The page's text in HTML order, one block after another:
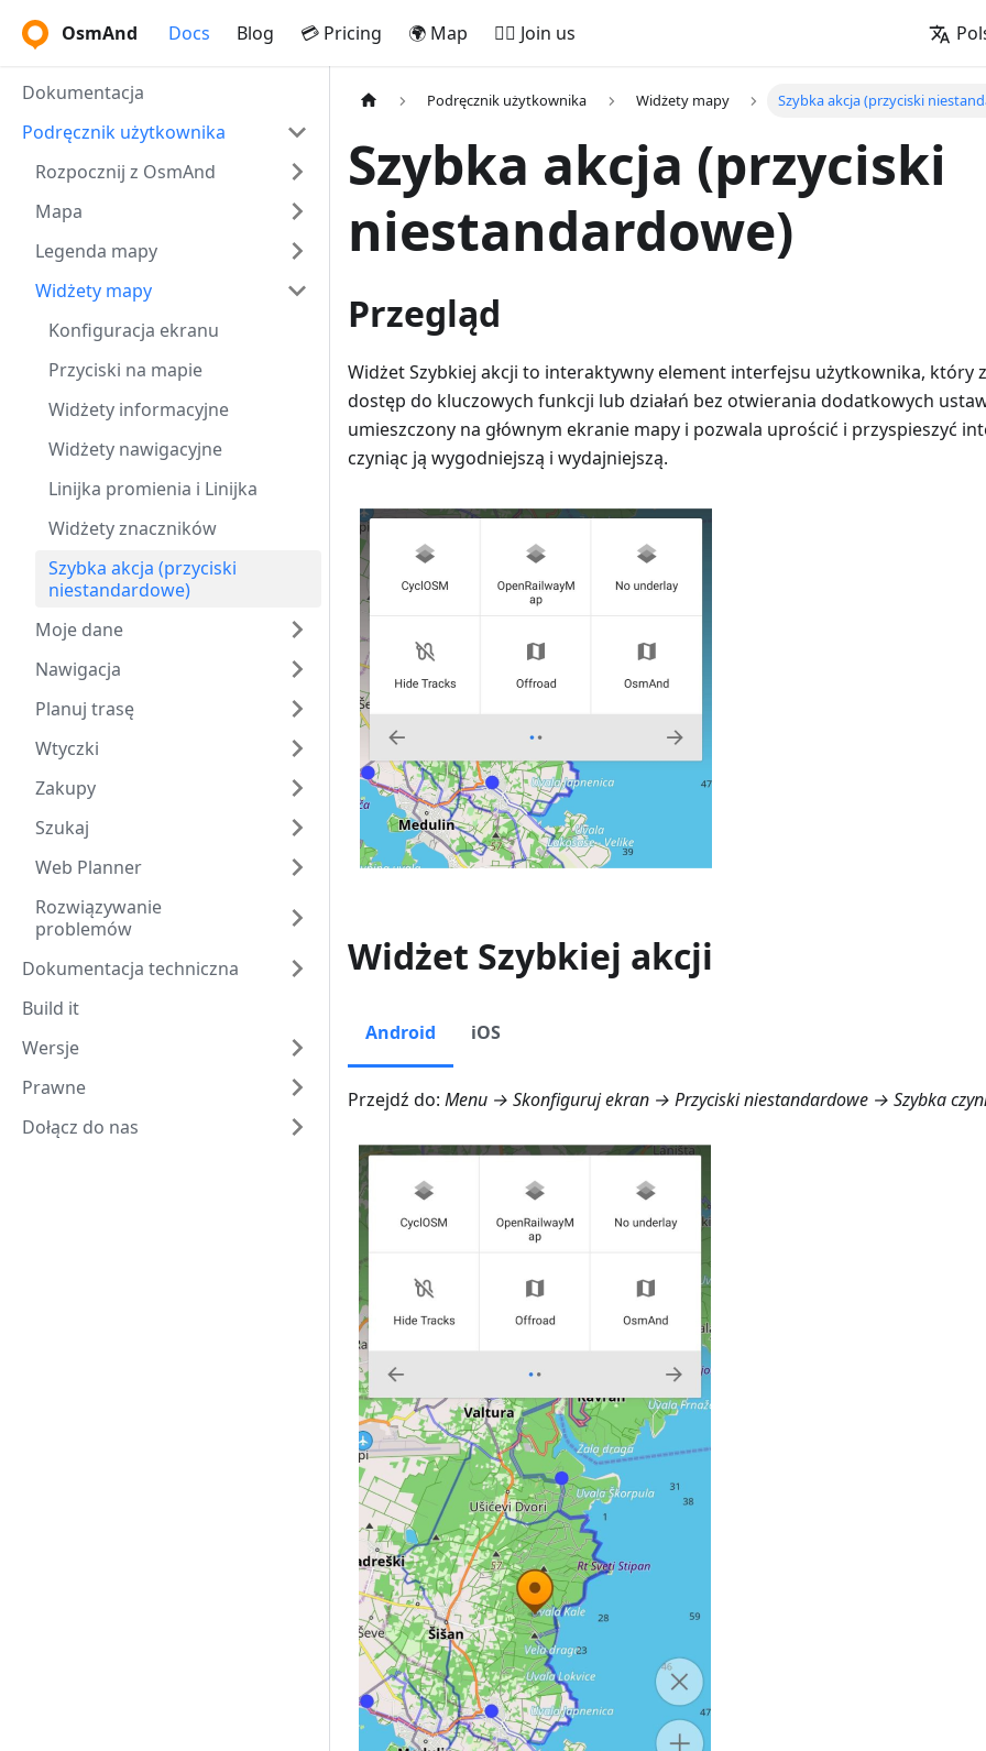
OsmAnd Docs Blog 💳 Pricing 🌍 Map 🚵‍♂️ Join us
Dokumentacja
Podręcznik użytkownika
Rozpocznij z OsmAnd
Mapa
Legenda mapy
Widżety mapy
Konfiguracja ekranu
Przyciski na mapie
Widżety informacyjne
Widżety nawigacyjne
Linijka promienia i Linijka
Widżety znaczników
Szybka akcja (przyciski
niestandardowe)
Moje dane
Nawigacja
Planuj trasę
Wtyczki
Zakupy
Szukaj
Web Planner
Rozwiązywanie
problemów
Dokumentacja techniczna
Build it
Wersje
Prawne
Dołącz do nas
Podręcznik użytkownika Widżety mapy Szybka akcja (przyciski
Szybka akcja (przyciski
niestandardowe)
Przegląd
Widżet Szybkiej akcji to interaktywny element interfejsu użytkownika, który
dostęp do kluczowych funkcji lub działań bez otwierania dodatkowych
umieszczony na głównym ekranie mapy i pozwala uprościć i przyspieszyć
czyniąc ją wygodniejszą i wydajniejszą.
Widżet Szybkiej akcji
Android iOS
Przejdź do: Menu → Skonfiguruj ekran → Przyciski niestandardowe → Szybka